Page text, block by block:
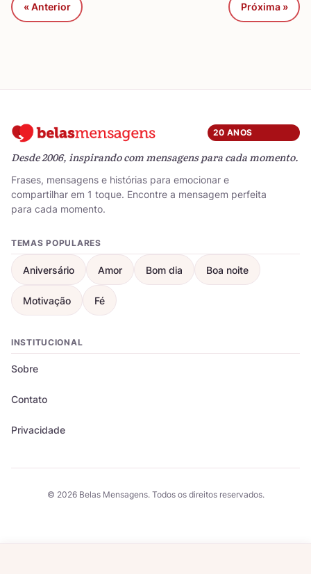
« Anterior Próxima »
20 ANOS
Desde 2006, inspirando com mensagens para cada momento.
Frases, mensagens e histórias para emocionar e
compartilhar em 1 toque. Encontre a mensagem perfeita
para cada momento.
TEMAS POPULARES
Aniversário Amor Bom dia Boa noite
Motivação Fé
INSTITUCIONAL
Sobre
Contato
Privacidade
© 2026 Belas Mensagens. Todos os direitos reservados.